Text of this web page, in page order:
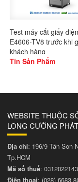
Test máy cắt giấy
E4606-TV8 trước khi
khách hàng
Tin Sản Phẩm
WEBSITE THUỘC
LONG CƯỜNG PHÁT
Địa chỉ: 196/9 Tân Sơn
Tp.HCM
Mã số thuế: 0312022143
Điện thoại: (028) 6683